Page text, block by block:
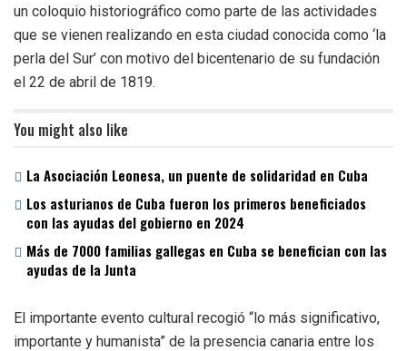
un coloquio historiográfico como parte de las actividades
que se vienen realizando en esta ciudad conocida como ‘la
perla del Sur’ con motivo del bicentenario de su fundación
el 22 de abril de 1819.
You might also like
La Asociación Leonesa, un puente de solidaridad en Cuba
Los asturianos de Cuba fueron los primeros beneficiados
con las ayudas del gobierno en 2024
Más de 7000 familias gallegas en Cuba se benefician con las
ayudas de la Junta
El importante evento cultural recogió “lo más significativo,
importante y humanista” de la presencia canaria entre los